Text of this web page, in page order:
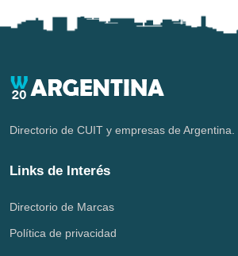
Directorio de CUIT y empresas de Argentina.
Links de Interés
Directorio de Marcas
Política de privacidad